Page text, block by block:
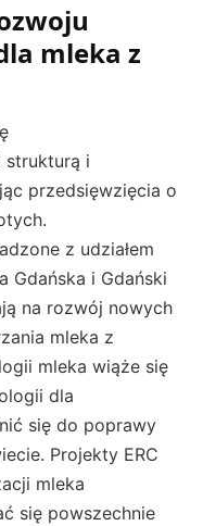
mleka z
strukturą i
przedsięwzięcia o
z udziałem
Gdańska i Gdański
na rozwój nowych
mleka z
mleka wiąże się
dla
się do poprawy
Projekty ERC
mleka
się powszechnie